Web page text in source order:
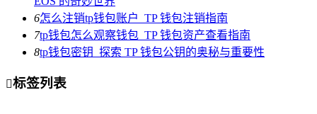
6怎么注销tp钱包账户_TP 钱包注销指南
7tp钱包怎么观察钱包_TP 钱包资产查看指南
8tp钱包密钥_探索 TP 钱包公钥的奥秘与重要性
标签列表